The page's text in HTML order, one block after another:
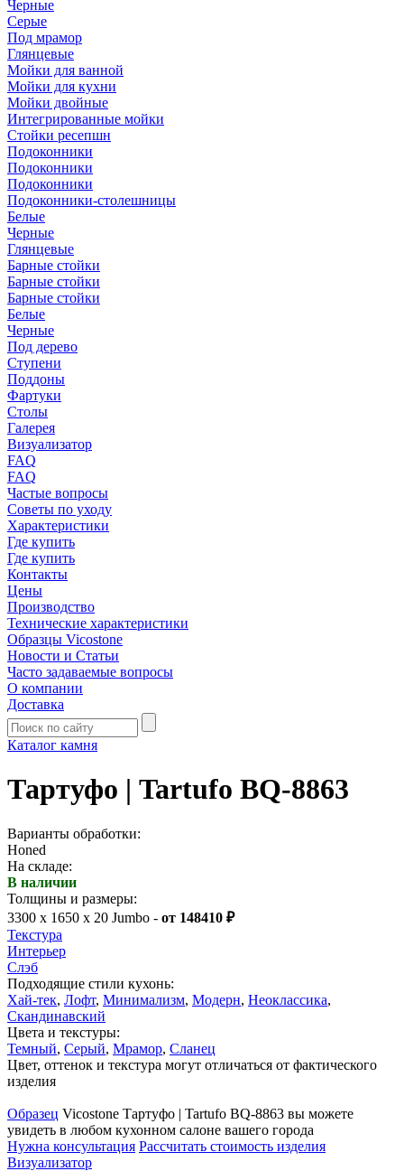
Черные
Серые
Под мрамор
Глянцевые
Мойки для ванной
Мойки для кухни
Мойки двойные
Интегрированные мойки
Стойки ресепшн
Подоконники
Подоконники
Подоконники
Подоконники-столешницы
Белые
Черные
Глянцевые
Барные стойки
Барные стойки
Барные стойки
Белые
Черные
Под дерево
Ступени
Поддоны
Фартуки
Столы
Галерея
Визуализатор
FAQ
FAQ
Частые вопросы
Советы по уходу
Характеристики
Где купить
Где купить
Контакты
Цены
Производство
Технические характеристики
Образцы Vicostone
Новости и Статьи
Часто задаваемые вопросы
О компании
Доставка
Каталог камня
Тартуфо | Tartufo BQ-8863
Варианты обработки:
Honed
На складе:
В наличии
Толщины и размеры:
3300 x 1650 x 20 Jumbo - от 148410 ₽
Текстура
Интерьер
Слэб
Подходящие стили кухонь:
Хай-тек, Лофт, Минимализм, Модерн, Неоклассика,
Скандинавский
Цвета и текстуры:
Темный, Серый, Мрамор, Сланец
Цвет, оттенок и текстура могут отличаться от фактического
изделия
Образец Vicostone Тартуфо | Tartufo BQ-8863 вы можете
увидеть в любом кухонном салоне вашего города
Нужна консультация Рассчитать стоимость изделия
Визуализатор